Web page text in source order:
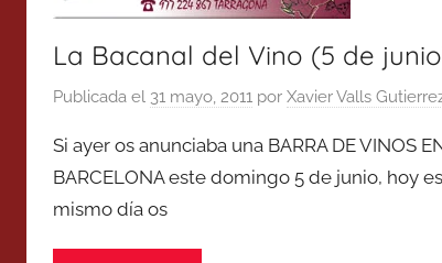
La Bacanal del Vino (5 de
Publicada el 31 mayo, 2011 por Xavier Valls
Si ayer os anunciaba una BARRA DE VINOS
BARCELONA este domingo 5 de junio, hoy
mismo día os